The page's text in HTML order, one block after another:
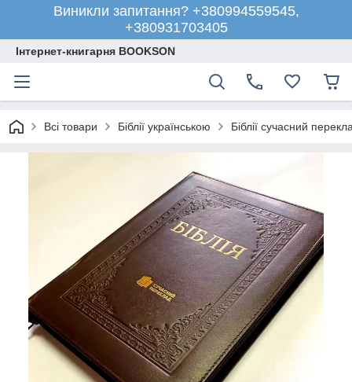
Виникли запитання? +380994559545,
+380931703405
Інтернет-книгарня BOOKSON
Всі товари Біблії українською Біблії сучасний